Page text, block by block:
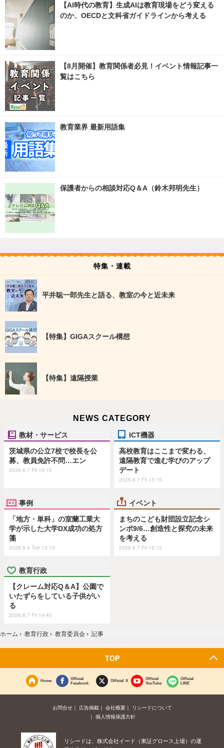
【AI時代の教育】生成AIは教育現場をどう変える
のか、OECDと文科省ガイドラインから考える
【8月開催】教育関係者必見！イベント情報記事一
覧はこちら
教育業界 最新用語集
保護者からの相談対応Q＆A（鈴木邦明先生）
特集・連載
平井聡一郎先生と語る、教室の今と近未来
【特集】GIGAスクール構想
【特集】遠隔授業
NEWS CATEGORY
教材・サービス
茨城県の公立7校で校長を公
募、教員免許不問…エン
2026.8.7 Fri 19:15
ICT機器
高校教育はここまで変わる、
遠隔教育で進む学びのアップ
デート
2026.8.7 Fri 15:15
事例
「地方・単科」の室蘭工業大
学が示した大学DX成功の処方
箋
2026.8.4 Tue 12:15
イベント
まちのこども財団設立記念シ
ンポ9/6…創造性と探究の未来
を考える
2026.8.7 Fri 16:15
教育行政
【クレーム対応Q＆A】公園で
いたずらをしている子供がい
る
2026.8.7 Fri 19:45
ホーム › 教育行政 › 教育委員会 › 記事
TOP
Home
Official
Facebook
Official X
Official
YouTube
Official
LINE
お問合せ 広告掲載 会社概要
リシードについて
個人情報保護方針
リシードは、株式会社イード（東証グロース上場）の運